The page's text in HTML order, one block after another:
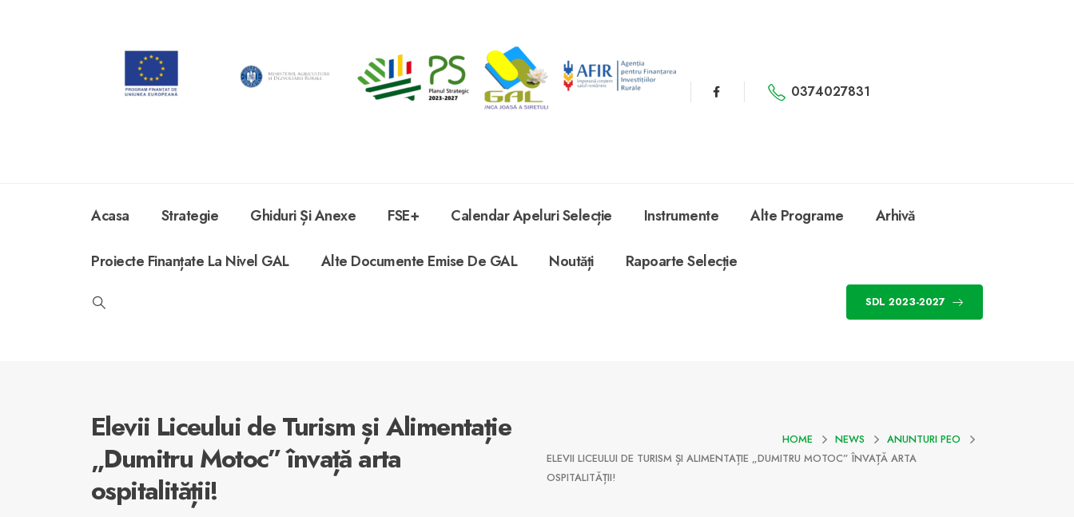
0374027831
Acasa Strategie Ghiduri Și Anexe FSE+ Calendar Apeluri Selecție Instrumente Alte Programe Arhivă
Proiecte Finanțate La Nivel GAL Alte Documente Emise De GAL Noutăți Rapoarte Selecție
SDL 2023-2027
Elevii Liceului de Turism și Alimentație
„Dumitru Motoc” învață arta
ospitalității!
HOME NEWS
ANUNTURI PEO
ELEVII LICEULUI DE TURISM ȘI ALIMENTAȚIE „DUMITRU MOTOC” ÎNVAȚĂ ARTA
OSPITALITĂȚII!